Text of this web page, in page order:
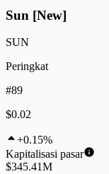
Sun [New]
SUN
Peringkat
#89
$0.02
+0.15%
Kapitalisasi pasar
$345.41M